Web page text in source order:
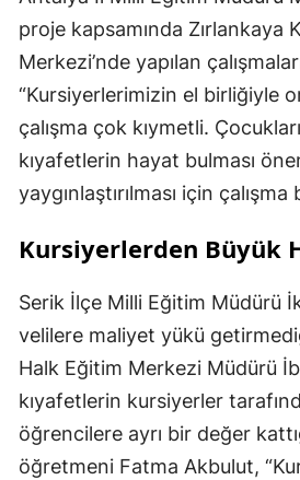
proje kapsamında Zırlankaya
Merkezi’nde yapılan
“Kursiyerlerimizin el birliğiyle
çalışma çok kıymetli.
kıyafetlerin hayat bulması
yaygınlaştırılması için çalışma
Kursiyerlerden Büyük
Serik İlçe Milli Eğitim Müdürü
velilere maliyet yükü
Halk Eğitim Merkezi Müdürü
kıyafetlerin kursiyerler
öğrencilere ayrı bir değer
öğretmeni Fatma Akbulut,